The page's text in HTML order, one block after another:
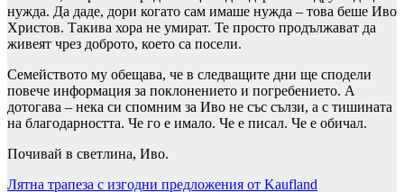
нужда. Да даде, дори когато сам имаше нужда – това беше Иво
Христов. Такива хора не умират. Те просто продължават да
живеят чрез доброто, което са посели.
Семейството му обещава, че в следващите дни ще сподели
повече информация за поклонението и погребението. А
дотогава – нека си спомним за Иво не със сълзи, а с тишината
на благодарността. Че го е имало. Че е писал. Че е обичал.
Почивай в светлина, Иво.
Навигация
Лятна трапеза с изгодни предложения от Kaufland